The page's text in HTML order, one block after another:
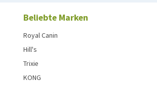
Beliebte Marken
Royal Canin
Hill's
Trixie
KONG